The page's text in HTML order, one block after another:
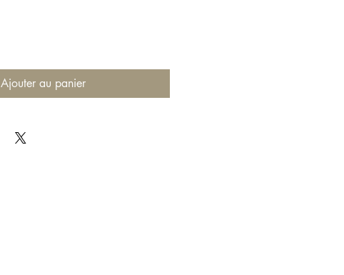
Ajouter au panier